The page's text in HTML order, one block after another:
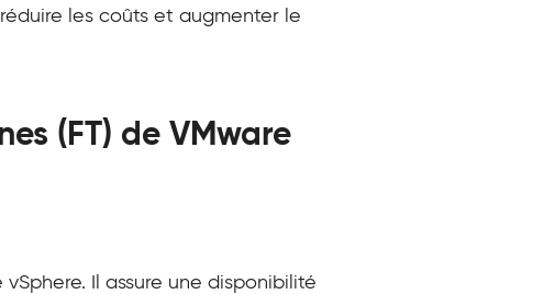
les coûts et augmenter le
(FT) de VMware
Il assure une disponibilité